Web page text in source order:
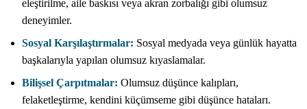
eleştirilme, aile baskısı veya akran zorbalığı gibi olumsuz
deneyimler.
Sosyal Karşılaştırmalar: Sosyal medyada veya günlük hayatta
başkalarıyla yapılan olumsuz kıyaslamalar.
Bilişsel Çarpıtmalar: Olumsuz düşünce kalıpları,
felaketleştirme, kendini küçümseme gibi düşünce hataları.